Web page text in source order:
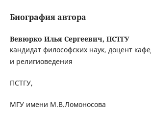
Биография автора
Вевюрко Илья Сергеевич, ПСТГУ
кандидат философских наук, доцент
и религиоведения
ПСТГУ,
МГУ имени М.В.Ломоносова